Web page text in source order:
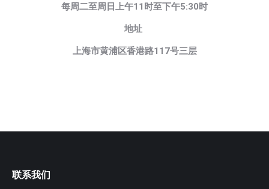
每周二至周日上午11时至下午5:30时
地址
上海市黄浦区香港路117号三层
联系我们